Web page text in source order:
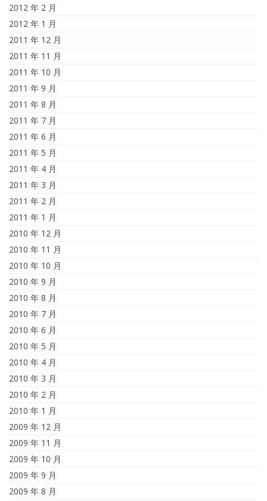
2012 年 2 月
2012 年 1 月
2011 年 12 月
2011 年 11 月
2011 年 10 月
2011 年 9 月
2011 年 8 月
2011 年 7 月
2011 年 6 月
2011 年 5 月
2011 年 4 月
2011 年 3 月
2011 年 2 月
2011 年 1 月
2010 年 12 月
2010 年 11 月
2010 年 10 月
2010 年 9 月
2010 年 8 月
2010 年 7 月
2010 年 6 月
2010 年 5 月
2010 年 4 月
2010 年 3 月
2010 年 2 月
2010 年 1 月
2009 年 12 月
2009 年 11 月
2009 年 10 月
2009 年 9 月
2009 年 8 月